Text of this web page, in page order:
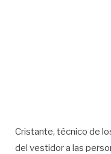
Cristante, técnico de
del vestidor a las